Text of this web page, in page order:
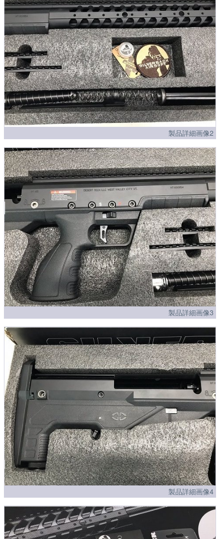
製品詳細画像2
製品詳細画像3
製品詳細画像4